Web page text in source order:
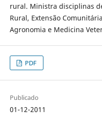
rural. Ministra disciplinas
Rural, Extensão
Agronomia e Medicina
PDF
Publicado
01-12-2011